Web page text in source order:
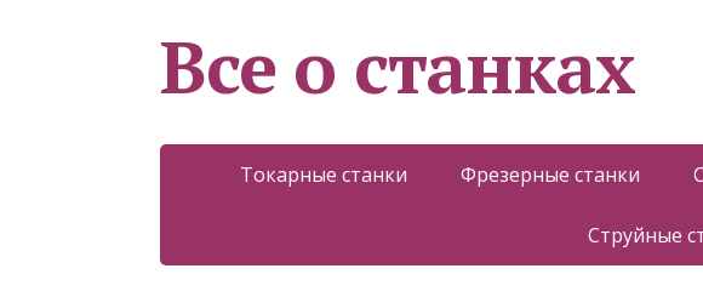
Все о станках
Токарные станки Фрезерные станки
Струйные